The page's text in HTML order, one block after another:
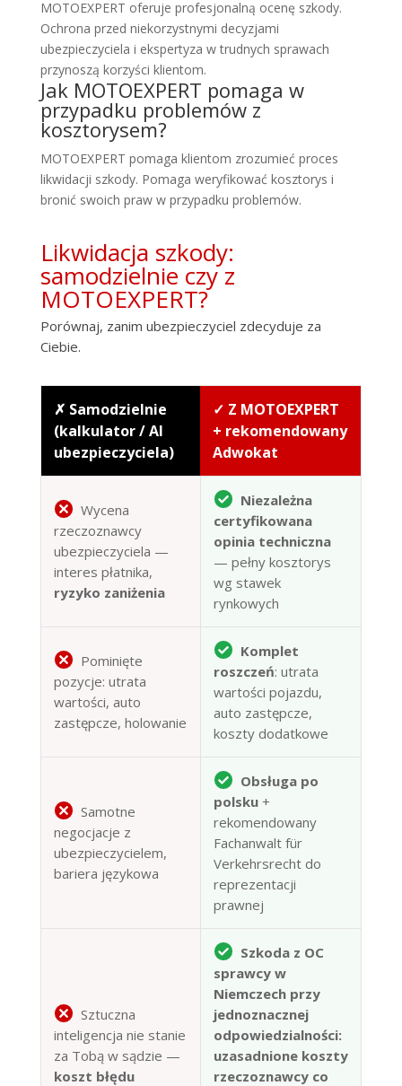
MOTOEXPERT oferuje profesjonalną ocenę szkody.
Ochrona przed niekorzystnymi decyzjami
ubezpieczyciela i ekspertyza w trudnych sprawach
przynoszą korzyści klientom.
Jak MOTOEXPERT pomaga w
przypadku problemów z
kosztorysem?
MOTOEXPERT pomaga klientom zrozumieć proces
likwidacji szkody. Pomaga weryfikować kosztorys i
bronić swoich praw w przypadku problemów.
Likwidacja szkody:
samodzielnie czy z
MOTOEXPERT?
Porównaj, zanim ubezpieczyciel zdecyduje za
Ciebie.
✗ Samodzielnie
(kalkulator / AI
ubezpieczyciela)
✓ Z MOTOEXPERT
+ rekomendowany
Adwokat
Wycena
rzeczoznawcy
ubezpieczyciela —
interes płatnika,
ryzyko zaniżenia
Niezależna
certyfikowana
opinia techniczna
— pełny kosztorys
wg stawek
rynkowych
Pominięte
pozycje: utrata
wartości, auto
zastępcze, holowanie
Komplet
roszczeń: utrata
wartości pojazdu,
auto zastępcze,
koszty dodatkowe
Samotne
negocjacje z
ubezpieczycielem,
bariera językowa
Obsługa po
polsku+
rekomendowany
Fachanwalt für
Verkehrsrecht do
reprezentacji
prawnej
Sztuczna
inteligencja nie stanie
za Tobą w sądzie —
koszt błędu
Szkoda z OC
sprawcy w
Niemczech przy
jednoznacznej
odpowiedzialności:
uzasadnione koszty
rzeczoznawcy co